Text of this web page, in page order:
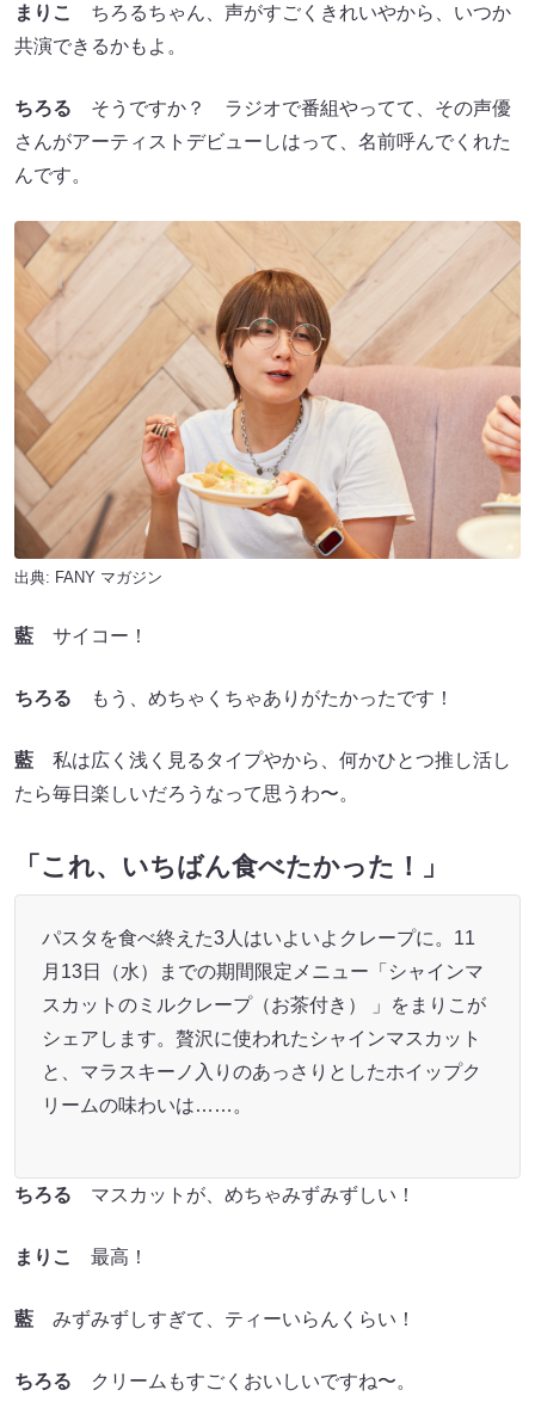
まりこ
ちろるちゃん、声がすごくきれいやから、いつか
共演できるかもよ。
ちろる そうですか？ ラジオで番組やってて、その声優
さんがアーティストデビューしはって、名前呼んでくれた
んです。
出典: FANY マガジン
藍 サイコー！
ちろる もう、めちゃくちゃありがたかったです！
藍 私は広く浅く見るタイプやから、何かひとつ推し活し
たら毎日楽しいだろうなって思うわ〜。
「これ、いちばん食べたかった！」
パスタを食べ終えた3人はいよいよクレープに。11
月13日（水）までの期間限定メニュー「シャインマ
スカットのミルクレープ（お茶付き） 」をまりこが
シェアします。贅沢に使われたシャインマスカット
と、マラスキーノ入りのあっさりとしたホイップク
リームの味わいは……。
ちろる マスカットが、めちゃみずみずしい！
まりこ 最高！
藍 みずみずしすぎて、ティーいらんくらい！
ちろる クリームもすごくおいしいですね〜。